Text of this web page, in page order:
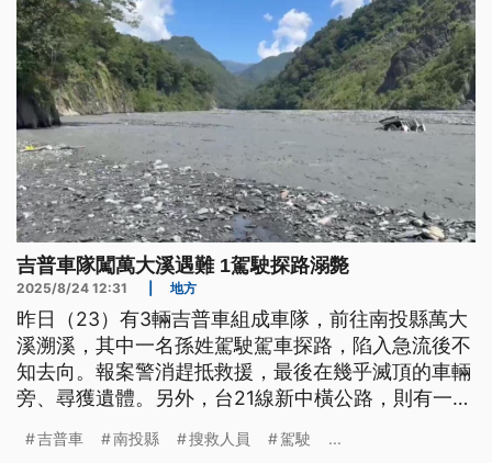
吉普車隊闖萬大溪遇難 1駕駛探路溺斃
2025/8/24 12:31 地方
昨日（23）有3輛吉普車組成車隊，前往南投縣萬大
溪溯溪，其中一名孫姓駕駛駕車探路，陷入急流後不
知去向。報案警消趕抵救援，最後在幾乎滅頂的車輛
旁、尋獲遺體。另外，台21線新中橫公路，則有一家
消協助脫困，送醫救治。
吉普車 南投縣 搜救人員 駕駛 ...